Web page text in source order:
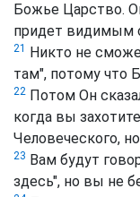
Божье Царство.
придет видимым
21
Никто не
там", потому что
22 Потом Он
когда вы
Человеческого,
23 Вам будут
здесь", но вы не